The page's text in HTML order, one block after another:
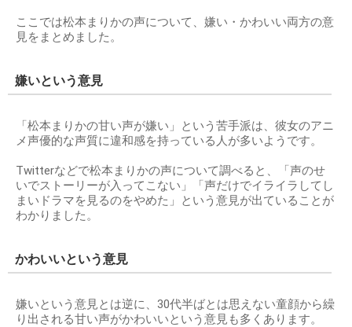
ここでは松本まりかの声について、嫌い・かわいい両方の意
見をまとめました。
嫌いという意見
「松本まりかの甘い声が嫌い」という苦手派は、彼女のアニ
メ声優的な声質に違和感を持っている人が多いようです。
Twitterなどで松本まりかの声について調べると、「声のせ
いでストーリーが入ってこない」「声だけでイライラしてし
まいドラマを見るのをやめた」という意見が出ていることが
わかりました。
かわいいという意見
嫌いという意見とは逆に、30代半ばとは思えない童顔から繰
り出される甘い声がかわいいという意見も多くあります。